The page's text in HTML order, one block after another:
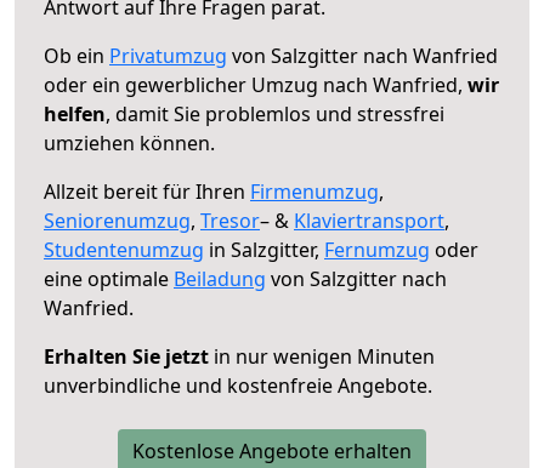
Antwort auf Ihre Fragen parat.
Ob ein Privatumzug von Salzgitter nach Wanfried
oder ein gewerblicher Umzug nach Wanfried, wir
helfen, damit Sie problemlos und stressfrei
umziehen können.
Allzeit bereit für Ihren Firmenumzug,
Seniorenumzug, Tresor– & Klaviertransport,
Studentenumzug in Salzgitter, Fernumzug oder
eine optimale Beiladung von Salzgitter nach
Wanfried.
Erhalten Sie jetzt in nur wenigen Minuten
unverbindliche und kostenfreie Angebote.
Kostenlose Angebote erhalten